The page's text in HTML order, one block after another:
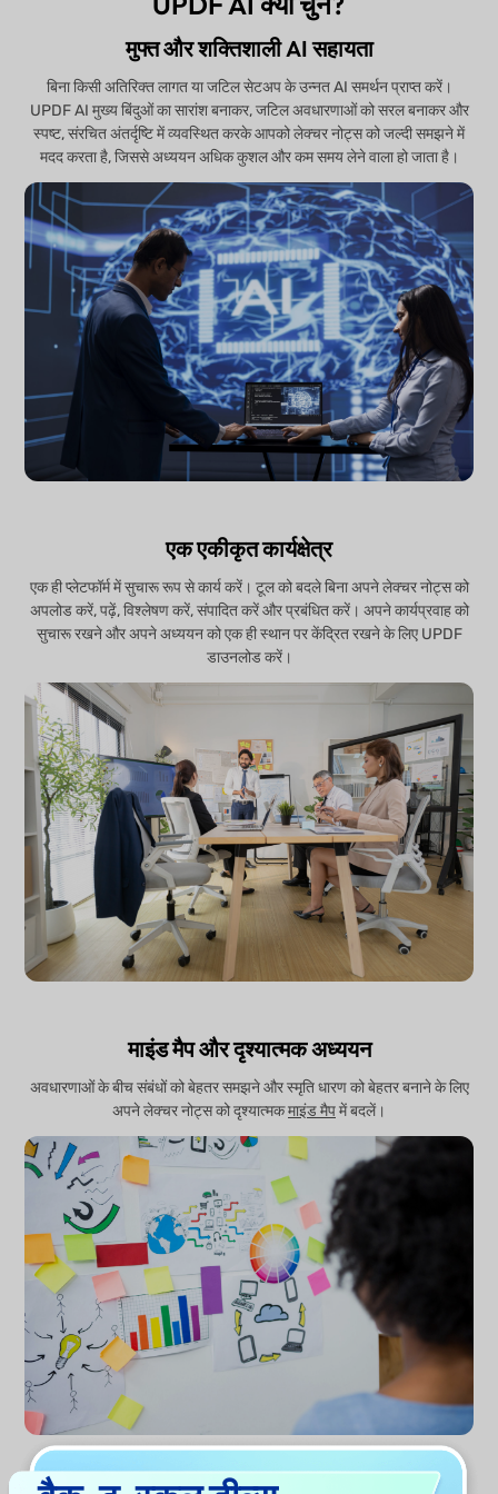
मुफ्त और शक्तिशाली AI सहायता
बिना किसी अतिरिक्त लागत या जटिल सेटअप के उन्नत AI समर्थन प्राप्त करें।
UPDF AI मुख्य बिंदुओं का सारांश बनाकर, जटिल अवधारणाओं को सरल बनाकर और
स्पष्ट, संरचित अंतर्दृष्टि में व्यवस्थित करके आपको लेक्चर नोट्स को जल्दी समझने में
मदद करता है, जिससे अध्ययन अधिक कुशल और कम समय लेने वाला हो जाता है।
एक एकीकृत कार्यक्षेत्र
एक ही प्लेटफॉर्म में सुचारू रूप से कार्य करें। टूल को बदले बिना अपने लेक्चर नोट्स को
अपलोड करें, पढ़ें, विश्लेषण करें, संपादित करें और प्रबंधित करें। अपने कार्यप्रवाह को
सुचारू रखने और अपने अध्ययन को एक ही स्थान पर केंद्रित रखने के लिए UPDF
डाउनलोड करें।
माइंड मैप और दृश्यात्मक अध्ययन
अवधारणाओं के बीच संबंधों को बेहतर समझने और स्मृति धारण को बेहतर बनाने के लिए
अपने लेक्चर नोट्स को दृश्यात्मकमाइंड मैपमें बदलें।